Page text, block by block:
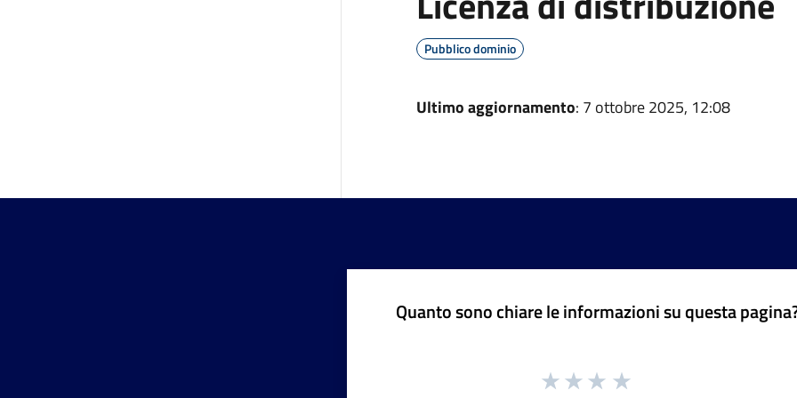
Pubblico dominio
Ultimo aggiornamento: 7 ottobre 2025, 12:08
Quanto sono chiare le informazioni su questa